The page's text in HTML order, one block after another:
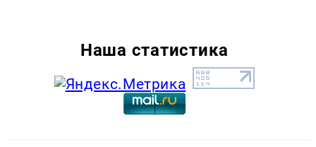
Наша статистика